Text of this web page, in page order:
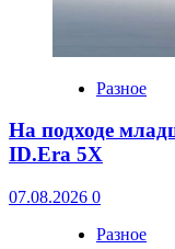
Разное
На подходе
ID.Era 5X
07.08.2026 0
Разное